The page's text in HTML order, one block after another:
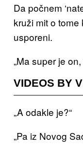
Da počnem
kruži mit o
usporeni.
„Ma super je
VIDEOS BY
„A odakle je?“
„Pa iz Novog